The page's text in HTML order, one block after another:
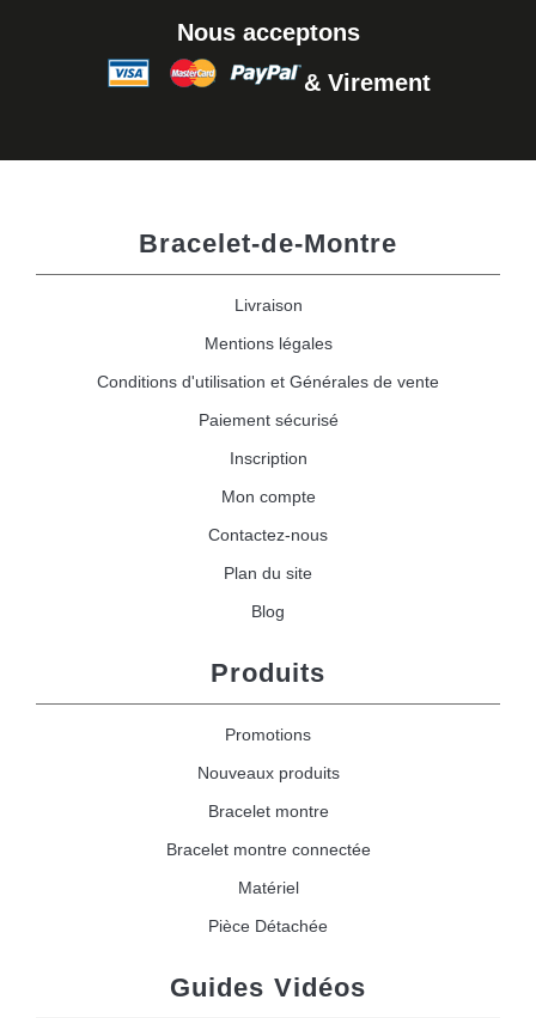
Nous acceptons
& Virement
Bracelet-de-Montre
Livraison
Mentions légales
Conditions d'utilisation et Générales de vente
Paiement sécurisé
Inscription
Mon compte
Contactez-nous
Plan du site
Blog
Produits
Promotions
Nouveaux produits
Bracelet montre
Bracelet montre connectée
Matériel
Pièce Détachée
Guides Vidéos